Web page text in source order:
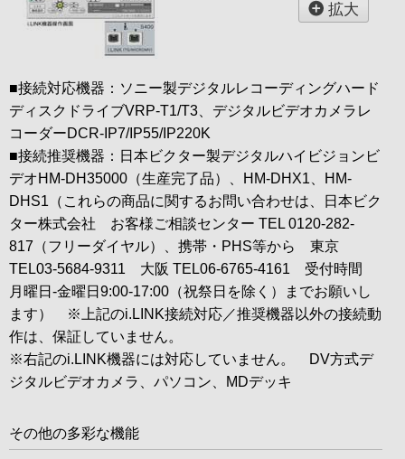
拡大
■接続対応機器：ソニー製デジタルレコーディングハード
ディスクドライブVRP-T1/T3、デジタルビデオカメラレ
コーダーDCR-IP7/IP55/IP220K
■接続推奨機器：日本ビクター製デジタルハイビジョンビ
デオHM-DH35000（生産完了品）、HM-DHX1、HM-
DHS1（これらの商品に関するお問い合わせは、日本ビク
ター株式会社 お客様ご相談センター TEL 0120-282-
817（フリーダイヤル）、携帯・PHS等から 東京
TEL03-5684-9311 大阪 TEL06-6765-4161 受付時間
月曜日-金曜日9:00-17:00（祝祭日を除く）までお願いし
ます） ※上記のi.LINK接続対応／推奨機器以外の接続動
作は、保証していません。
※右記のi.LINK機器には対応していません。 DV方式デ
ジタルビデオカメラ、パソコン、MDデッキ
その他の多彩な機能